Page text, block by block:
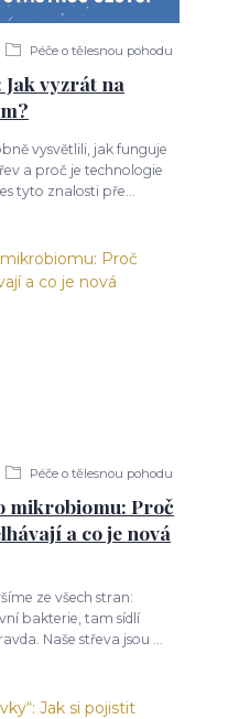
Péče o tělesnou pohodu
Jak vyzrát na
vysvětlili, jak funguje
a proč je technologie
tyto znalosti pře...
Péče o tělesnou pohodu
mikrobiomu: Proč
a co je nová
ze všech stran:
bakterie, tam sídlí
Naše střeva jsou ...